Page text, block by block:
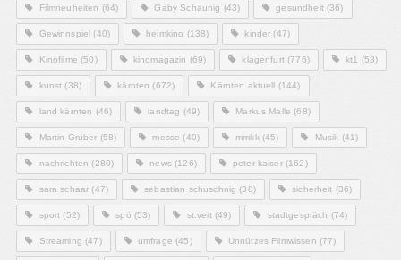
Filmneuheiten (64) Gaby Schaunig (43) gesundheit(36)
Gewinnspiel (40) heimkino (138) kinder (47)
Kinofilme (50) kinomagazin (69) klagenfurt(776) kt1 (53)
kunst (38) kärnten (672) Kärnten aktuell (144)
land kärnten (46) landtag (49) Markus Malle (68)
Martin Gruber (58) messe (40) mmkk(45) Musik (41)
nachrichten (280) news(126) peter kaiser(162)
sara schaar (47) sebastian schuschnig (38) sicherheit (36)
sport (52) spö (53) st.veit(49) stadtgespräch (74)
Streaming (47) umfrage (45) Unnützes Filmwissen (77)